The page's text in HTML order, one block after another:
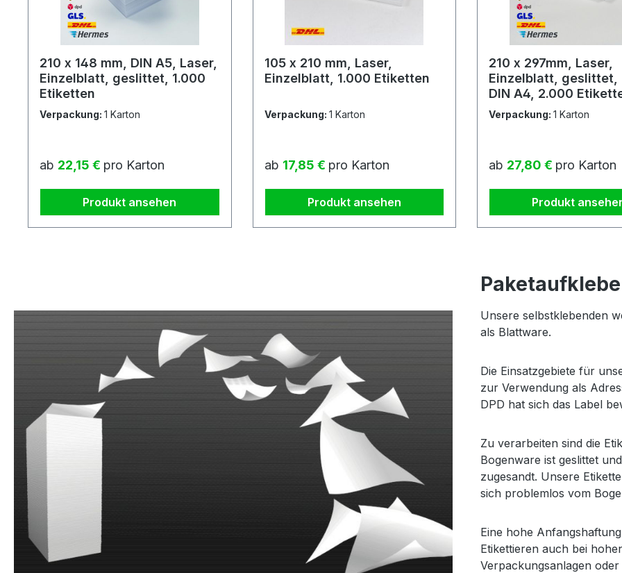
210 x 148 mm, DIN A5, Laser,
Einzelblatt, geslittet, 1.000
Etiketten
Verpackung: 1 Karton
Regulärer Preis:
ab 22,15 € pro Karton
Produkt ansehen
105 x 210 mm, Laser,
Einzelblatt, 1.000 Etiketten
Verpackung: 1 Karton
Regulärer Preis:
ab 17,85 € pro Karton
Produkt ansehen
210 x 297mm, Laser,
Einzelblatt, geslittet, 500
DIN A4, 2.000
Verpackung: 1 Karton
Regulärer Preis:
ab 27,80 € pro Karton
Produkt
Unsere selbstklebenden
als Blattware.
Die Einsatzgebiete für
zur Verwendung als
DPD hat sich das Label
Zu verarbeiten sind die
Bogenware ist geslittet
zugesandt. Unsere
sich problemlos vom
Eine hohe
Etikettieren auch bei
Verpackungsanlagen